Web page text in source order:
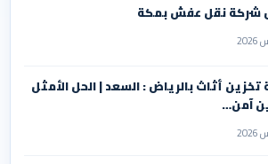
شركة نقل عفش بمكة
أثاث بالرياض : السعد | الحل الأمثل
آمن…